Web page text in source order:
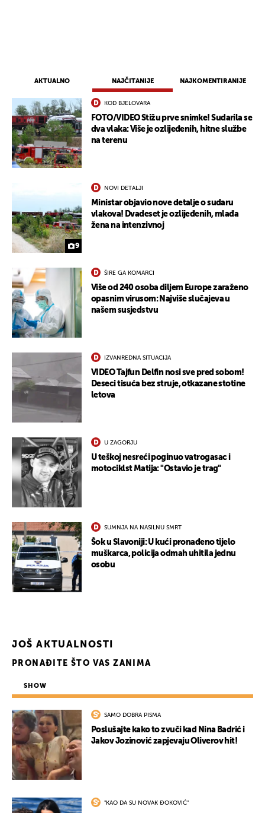
AKTUALNO NAJČITANIJE NAJKOMENTIRANIJE
KOD BJELOVARA
FOTO/VIDEO Stižu prve snimke! Sudarila se
dva vlaka: Više je ozlijeđenih, hitne službe
na terenu
9
NOVI DETALJI
Ministar objavio nove detalje o sudaru
vlakova! Dvadeset je ozlijeđenih, mlađa
žena na intenzivnoj
ŠIRE GA KOMARCI
Više od 240 osoba diljem Europe zaraženo
opasnim virusom: Najviše slučajeva u
našem susjedstvu
IZVANREDNA SITUACIJA
VIDEO Tajfun Delfin nosi sve pred sobom!
Deseci tisuća bez struje, otkazane stotine
letova
U ZAGORJU
U teškoj nesreći poginuo vatrogasac i
motociklst Matija: "Ostavio je trag"
SUMNJA NA NASILNU SMRT
Šok u Slavoniji: U kući pronađeno tijelo
muškarca, policija odmah uhitila jednu
osobu
JOŠ AKTUALNOSTI
PRONAĐITE ŠTO VAS ZANIMA
SHOW
SAMO DOBRA PISMA
Poslušajte kako to zvuči kad Nina Badrić i
Jakov Jozinović zapjevaju Oliverov hit!
"KAO DA SU NOVAK ĐOKOVIĆ"
UKLJUČITE NOTIFIKACIJE